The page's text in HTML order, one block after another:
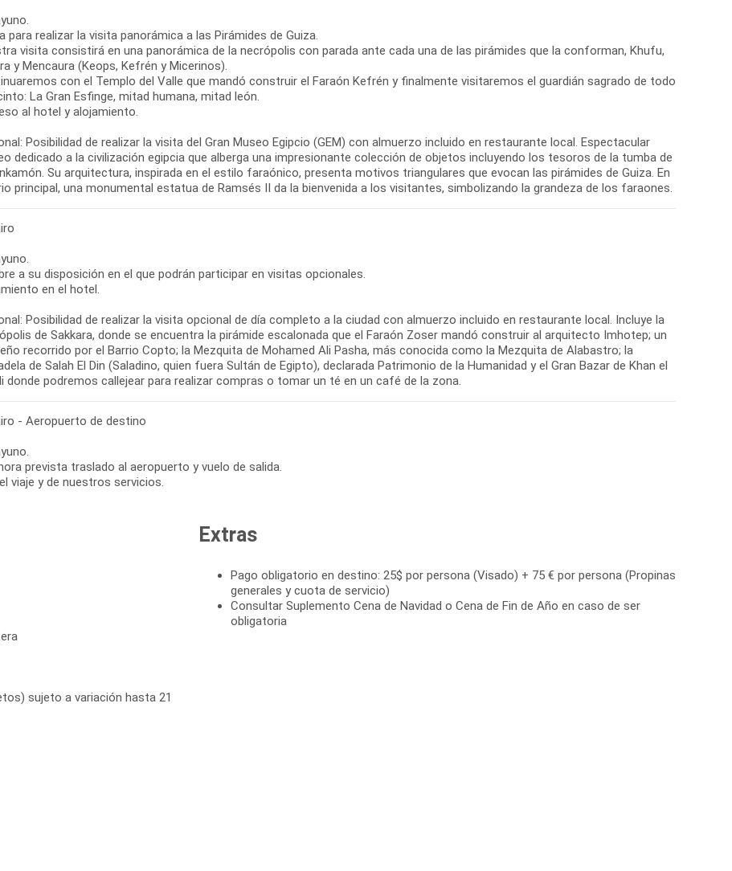
para realizar la visita panorámica a las Pirámides de Guiza.
visita consistirá en una panorámica de la necrópolis con parada ante cada una de las pirámides que la conforman, Khufu,
y Mencaura (Keops, Kefrén y Micerinos).
con el Templo del Valle que mandó construir el Faraón Kefrén y finalmente visitaremos el guardián sagrado de todo
La Gran Esfinge, mitad humana, mitad león.
al hotel y alojamiento.
Posibilidad de realizar la visita del Gran Museo Egipcio (GEM) con almuerzo incluido en restaurante local. Espectacular
dedicado a la civilización egipcia que alberga una impresionante colección de objetos incluyendo los tesoros de la tumba de
Su arquitectura, inspirada en el estilo faraónico, presenta motivos triangulares que evocan las pirámides de Guiza. En
principal, una monumental estatua de Ramsés II da la bienvenida a los visitantes, simbolizando la grandeza de los faraones.
a su disposición en el que podrán participar en visitas opcionales.
en el hotel.
Posibilidad de realizar la visita opcional de día completo a la ciudad con almuerzo incluido en restaurante local. Incluye la
de Sakkara, donde se encuentra la pirámide escalonada que el Faraón Zoser mandó construir al arquitecto Imhotep; un
recorrido por el Barrio Copto; la Mezquita de Mohamed Ali Pasha, más conocida como la Mezquita de Alabastro; la
de Salah El Din (Saladino, quien fuera Sultán de Egipto), declarada Patrimonio de la Humanidad y el Gran Bazar de Khan el
donde podremos callejear para realizar compras o tomar un té en un café de la zona.
- Aeropuerto de destino
prevista traslado al aeropuerto y vuelo de salida.
viaje y de nuestros servicios.
sujeto a variación hasta 21
Extras
Pago obligatorio en destino: 25$ por persona (Visado) + 75 € por persona (Propinas
generales y cuota de servicio)
Consultar Suplemento Cena de Navidad o Cena de Fin de Año en caso de ser
obligatoria